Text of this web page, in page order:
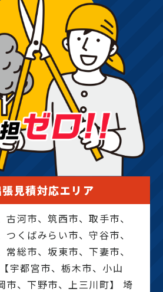
見積対応エリア
河市、筑西市、取手市、
くばみらい市、守谷市、
総市、坂東市、下妻市、
宇都宮市、栃木市、小山
市、下野市、上三川町】 埼